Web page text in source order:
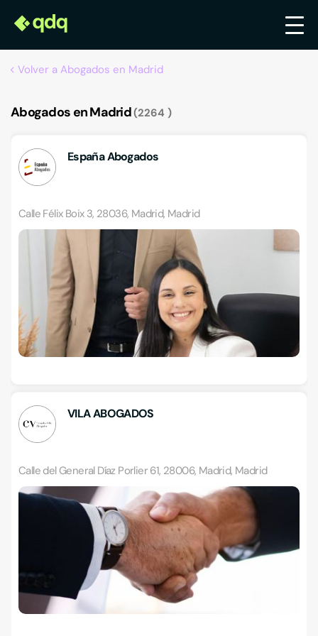
Volver a Abogados en Madrid
Abogados en Madrid 2264
España Abogados
Calle Félix Boix 3, 28036, Madrid, Madrid
VILA ABOGADOS
Calle del General Díaz Porlier 61, 28006, Madrid, Madrid